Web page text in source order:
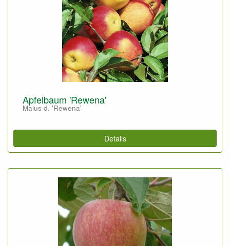
Apfelbaum 'Rewena'
Malus d. 'Rewena'
Details